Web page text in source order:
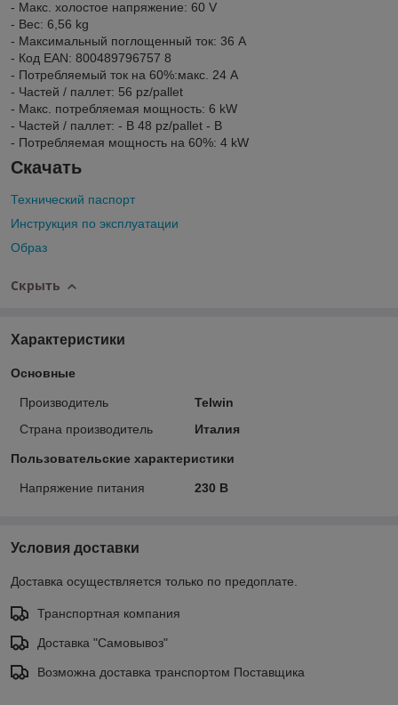
- Макс. холостое напряжение: 60 V
- Вес: 6,56 kg
- Максимальный поглощенный ток: 36 A
- Код EAN: 800489796757 8
- Потребляемый ток на 60%:макс. 24 A
- Частей / паллет: 56 pz/pallet
- Макс. потребляемая мощность: 6 kW
- Частей / паллет: - B 48 pz/pallet - B
- Потребляемая мощность на 60%: 4 kW
Скачать
Технический паспорт
Инструкция по эксплуатации
Образ
Скрыть
Характеристики
Основные
Производитель
Telwin
Страна производитель
Италия
Пользовательские характеристики
Напряжение питания 230 В
Условия доставки
Доставка осуществляется только по предоплате.
Транспортная компания
Доставка "Самовывоз"
Возможна доставка транспортом Поставщика